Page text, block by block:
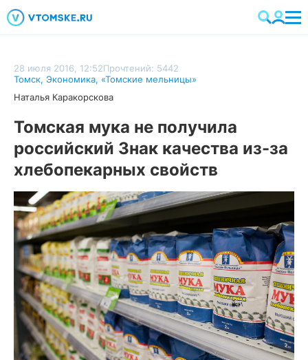
28 июля 2016, 12:52Прочтений: 5442
Томск, Экономика, «Томские мельницы»
Наталья Каракорскова
Томская мука не получила
российский Знак качества из-за
хлебопекарных свойств